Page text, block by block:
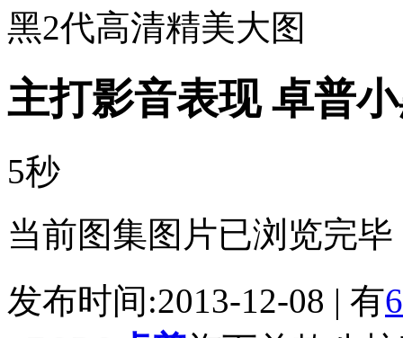
黑2代高清精美大图
主打影音表现 卓普
5秒
当前图集图片已浏览完毕
发布时间:2013-12-08 | 有6